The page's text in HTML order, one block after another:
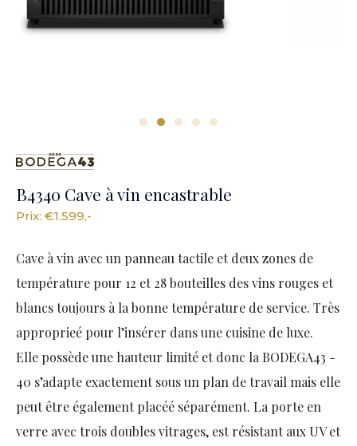
B4340 Cave à vin encastrable
Prix​​: €1.599,-
Cave à vin avec un panneau tactile et deux zones de
température pour 12 et 28 bouteilles des vins rouges et
blancs toujours à la bonne température de service. Très
approprieé pour l’insérer dans une cuisine de luxe.
Elle possède une hauteur limité et donc la BODEGA43 -
40 s’adapte exactement sous un plan de travail mais elle
peut être également placéé séparément. La porte en
verre avec trois doubles vitrages, est résistant aux UV et